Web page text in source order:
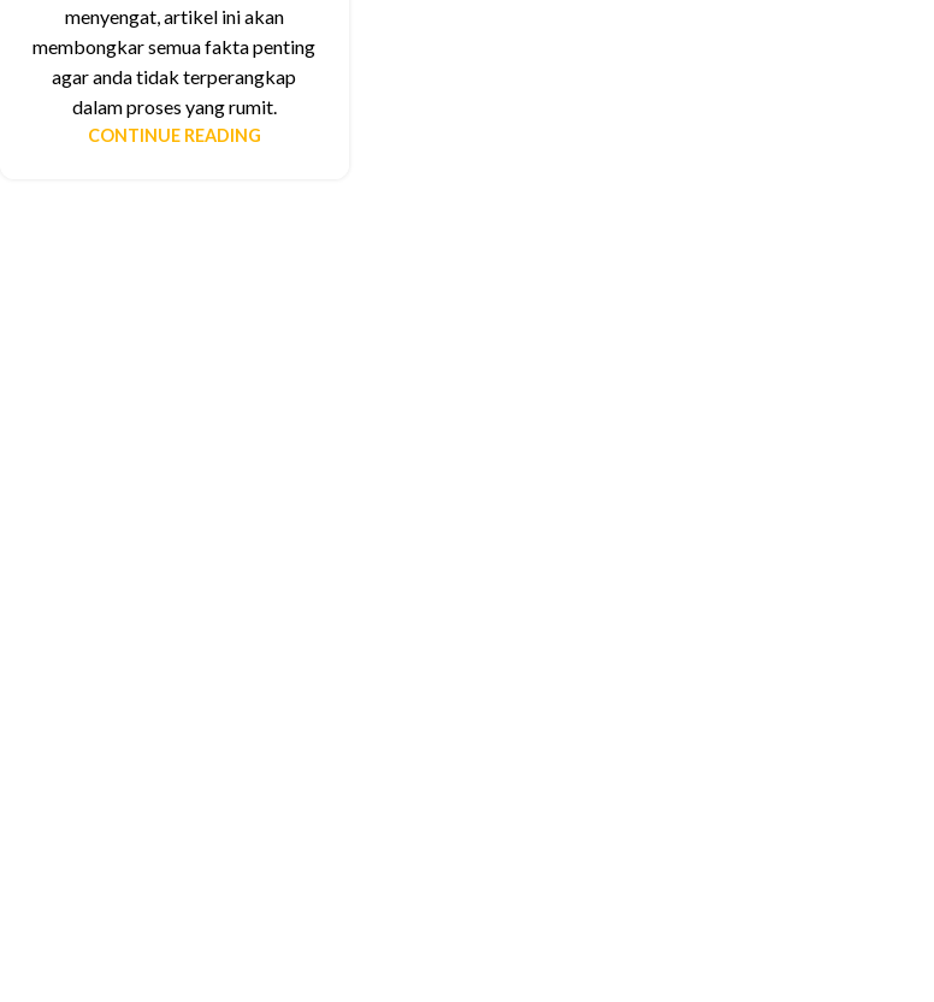
menyengat, artikel ini akan
membongkar semua fakta penting
agar anda tidak terperangkap
dalam proses yang rumit.
CONTINUE READING